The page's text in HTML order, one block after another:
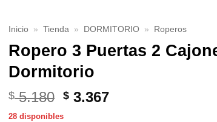
Inicio » Tienda » DORMITORIO » Roperos
Ropero 3 Puertas 2
Dormitorio
$5.180 El
precio
$ 3.367El
28 disponibles